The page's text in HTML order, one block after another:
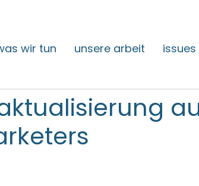
wir tun unsere arbeit issues